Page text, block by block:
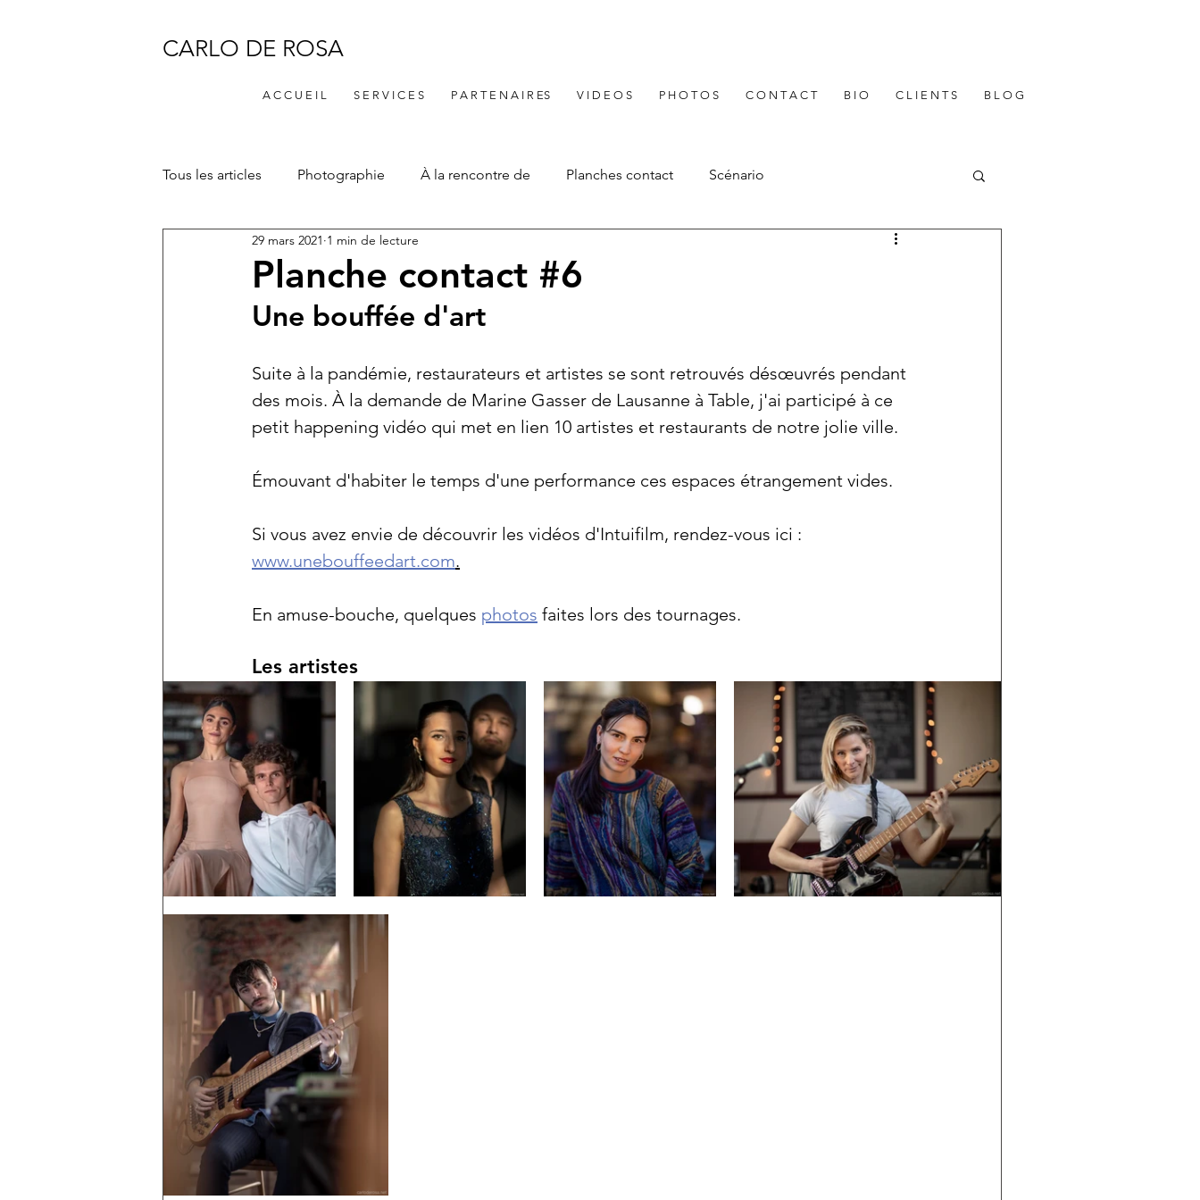
A C C U E I L S E R V I C E S P A R T E N A I R ES V I D E O S P H O T O S C O N T A C T B I O C L I E N T S B L O G
CARLO DE ROSA
Tous les articles Photographie À la rencontre de Planches contact Scénario
Planche contact #6
29 mars 2021 1 min de lecture
Une bouffée d'art
Suite à la pandémie, restaurateurs et artistes se sont retrouvés désœuvrés pendant
des mois. À la demande de Marine Gasser de Lausanne à Table, j'ai participé à ce
petit happening vidéo qui met en lien 10 artistes et restaurants de notre jolie ville.
Émouvant d'habiter le temps d'une performance ces espaces étrangement vides.
Si vous avez envie de découvrir les vidéos d'Intuifilm, rendez-vous ici :
www.unebouffeedart.com.
En amuse-bouche, quelques photos faites lors des tournages.
Les artistes